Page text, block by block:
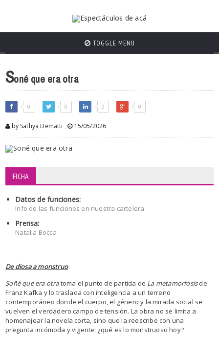
TOGGLE MENU
Soné que era otra
0 0 0 0
by Sathya Dematti , 15/05/2026
FICHA
Datos de funciones:
Info de las funciones en nuestra cartelera
Prensa:
Natalia Bocca
De diosa a monstruo
Soñé que era otratoma el punto de partida de La metamorfosisde
Franz Kafka y lo traslada con inteligencia a un terreno
contemporáneo donde el cuerpo, el género y la mirada social se
vuelven el verdadero campo de tensión. La obra no se limita a
homenajear la novela corta, sino que la reescribe con una
pregunta incómoda y vigente: ¿qué es lo monstruoso hoy?